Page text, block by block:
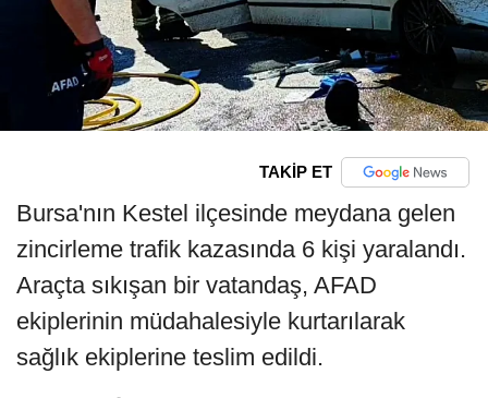
TAKİP ET
Bursa'nın Kestel ilçesinde meydana gelen
zincirleme trafik kazasında 6 kişi yaralandı.
Araçta sıkışan bir vatandaş, AFAD
ekiplerinin müdahalesiyle kurtarılarak
sağlık ekiplerine teslim edildi.